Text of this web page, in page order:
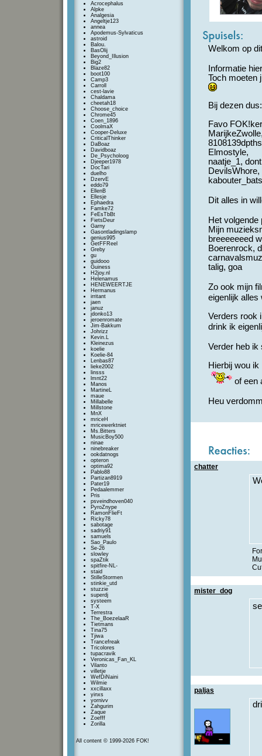
Acrocephalus
Alpke
Analgesia
Angeltje123
annea
Apodemus-Sylvaticus
astroid
Balou.
BasOlij
Beyond_Illusion
Big2
Blaze82
boot100
Camp3
Carroll
cest-lavie
Chaldama
cheetah18
Choose_choice
Chrome45
Coen_1896
CoolmaX
Cooper-Deluxe
CriticalThinker
DaBoaz
Davidboaz
De_Psycholoog
Djeeper1978
DocTari
duelho
DzervE
eddo79
EllenB
Ellesje
Ephaedra
Famke72
FeEsTbBt
FietsDeur
Garny
Gasontladingslamp
genius995
GetFFReel
Greby
gu
guidooo
Guiness
H2joy.nl
Helenamus
HENEWEERTJE
Hermanus
irritant
jaen
januz
jdonko13
jeroenromate
Jim-Bakkum
Johrizz
Kevin.L
Kleinezus
koelie
Koelie-84
Lenbas87
lieke2002
linsss
lmnt22
Manos
MartineL
maue
Millabelle
Millstone
MnX
mriceH
mricewerktniet
Ms.Bitters
MusicBoy500
ninae
ninebreaker
ookdatnogs
opteron
optima92
Pablo88
Partizan8919
Pater19
Pedaalemmer
Pris
psveindhoven040
PyroZnype
RamonFlieFt
Ricky78
sabotage
sadriy91
samuels
Sao_Paulo
Se-26
slowley
spaZtik
spitfire-NL-
staid
StilleStormen
stinkie_utd
stuzzie
superdj
systeem
T-X
Terrestra
The_BoezelaaR
Tietmans
Tina75
Tjiwa
Trancefreak
Tricolores
tupacravik
Veronicas_Fan_KL
Vilanto
villetje
WefDiNaini
Wilmie
xxcillaxx
yinxs
yornivv
Zahgurim
Zaque
Zoefff
Zorilla
All content © 1999-2026 FOK!
Welkom op
Informatie
Toch moeten
Bij dezen dus:
Favo
Elmostyle,
naatje_1,
Dit alles in
Het
Mijn
breeeeeeed
Boerenrock,
talig, goa
Zo ook mijn
eigenlijk
Verders rook
drink ik
Verder heb
Hierbij wou
of een
Heu
chatter
mister_dog
paljas